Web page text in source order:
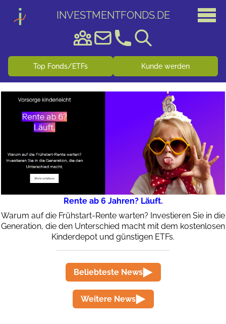
INVESTMENTFONDS.DE
Top Fonds/ETFs Kunde werden
Rente ab 6 Jahren? Läuft.
Warum auf die Frühstart-Rente warten? Investieren Sie in die
Generation, die den Unterschied macht mit dem kostenlosen
Kinderdepot und günstigen ETFs.
Beliebteste News
Weitere News